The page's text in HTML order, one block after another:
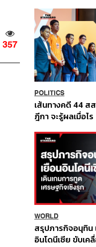
357
POLITICS
เส้นทางคดี 44 ส
ฎีกา จะรู้ผลเมื่อไร
WORLD
สรุปภารกิจอนุทิน
อินโดนีเซีย ขับเค